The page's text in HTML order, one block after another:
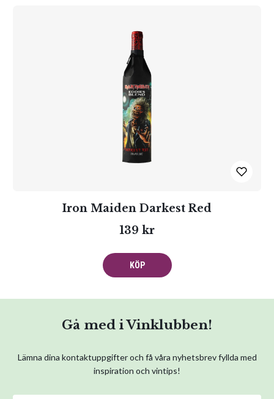
Iron Maiden Darkest Red
139 kr
KÖP
Gå med i Vinklubben!
Lämna dina kontaktuppgifter och få våra nyhetsbrev fyllda med
inspiration och vintips!